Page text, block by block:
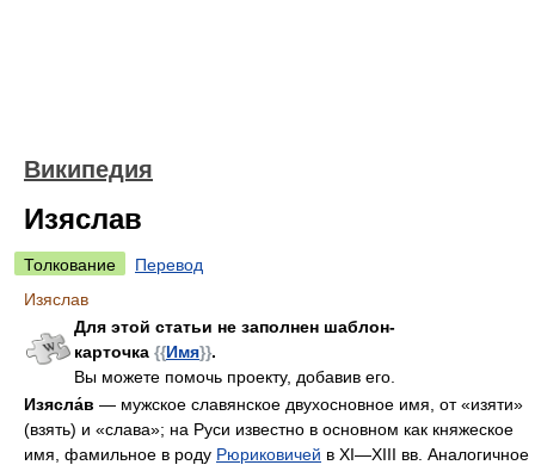
Википедия
Изяслав
Толкование
Перевод
Изяслав
Для этой статьи не заполнен шаблон-
карточка {{Имя}}.
Вы можете помочь проекту, добавив его.
Изясла́в — мужское славянское двухосновное имя, от «изяти»
(взять) и «слава»; на Руси известно в основном как княжеское
имя, фамильное в роду Рюриковичей в XI—XIII вв. Аналогичное